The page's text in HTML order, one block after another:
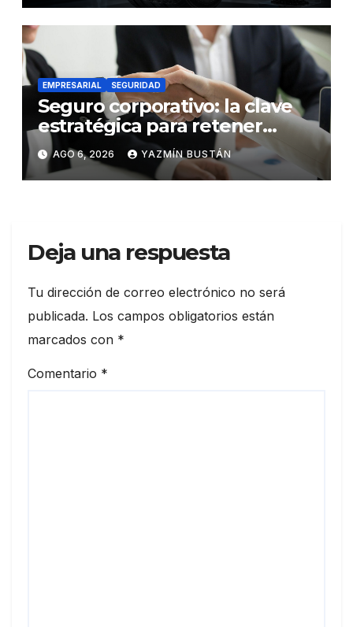
EMPRESARIAL SEGURIDAD
Seguro corporativo: la clave
estratégica para retener
talento en Ecuador
AGO 6, 2026 YAZMÍN BUSTÁN
Deja una respuesta
Tu dirección de correo electrónico no será
publicada. Los campos obligatorios están
marcados con *
Comentario *